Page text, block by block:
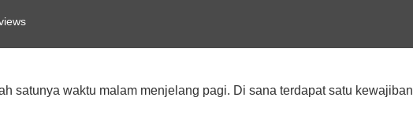
satunya waktu malam menjelang pagi. Di sana terdapat satu kewajiban